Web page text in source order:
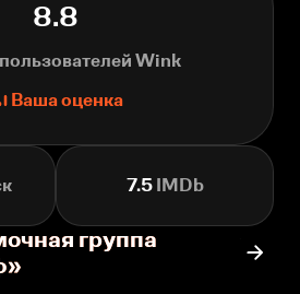
8.8
Wink
Ваша оценка
7.5IMDb
группа